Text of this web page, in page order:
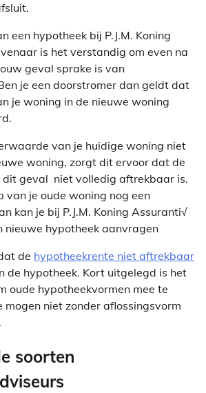
een hypotheek bij P.J.M. Koning
is het verstandig om even na
geval sprake is van
je een doorstromer dan geldt dat
je woning in de nieuwe woning
van je huidige woning niet
woning, zorgt dit ervoor dat de
dit geval niet volledig aftrekbaar is.
van je oude woning nog een
kan je bij P.J.M. Koning Assuranti√
nieuwe hypotheek aanvragen
de hypotheekrente niet aftrekbaar
de hypotheek. Kort uitgelegd is het
oude hypotheekvormen mee te
mogen niet zonder aflossingsvorm
soorten